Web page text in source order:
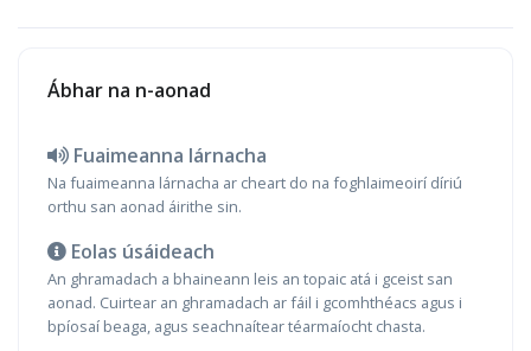
Ábhar na n-aonad
Fuaimeanna lárnacha
Na fuaimeanna lárnacha ar cheart do na foghlaimeoirí díriú
orthu san aonad áirithe sin.
Eolas úsáideach
An ghramadach a bhaineann leis an topaic atá i gceist san
aonad. Cuirtear an ghramadach ar fáil i gcomhthéacs agus i
bpíosaí beaga, agus seachnaítear téarmaíocht chasta.